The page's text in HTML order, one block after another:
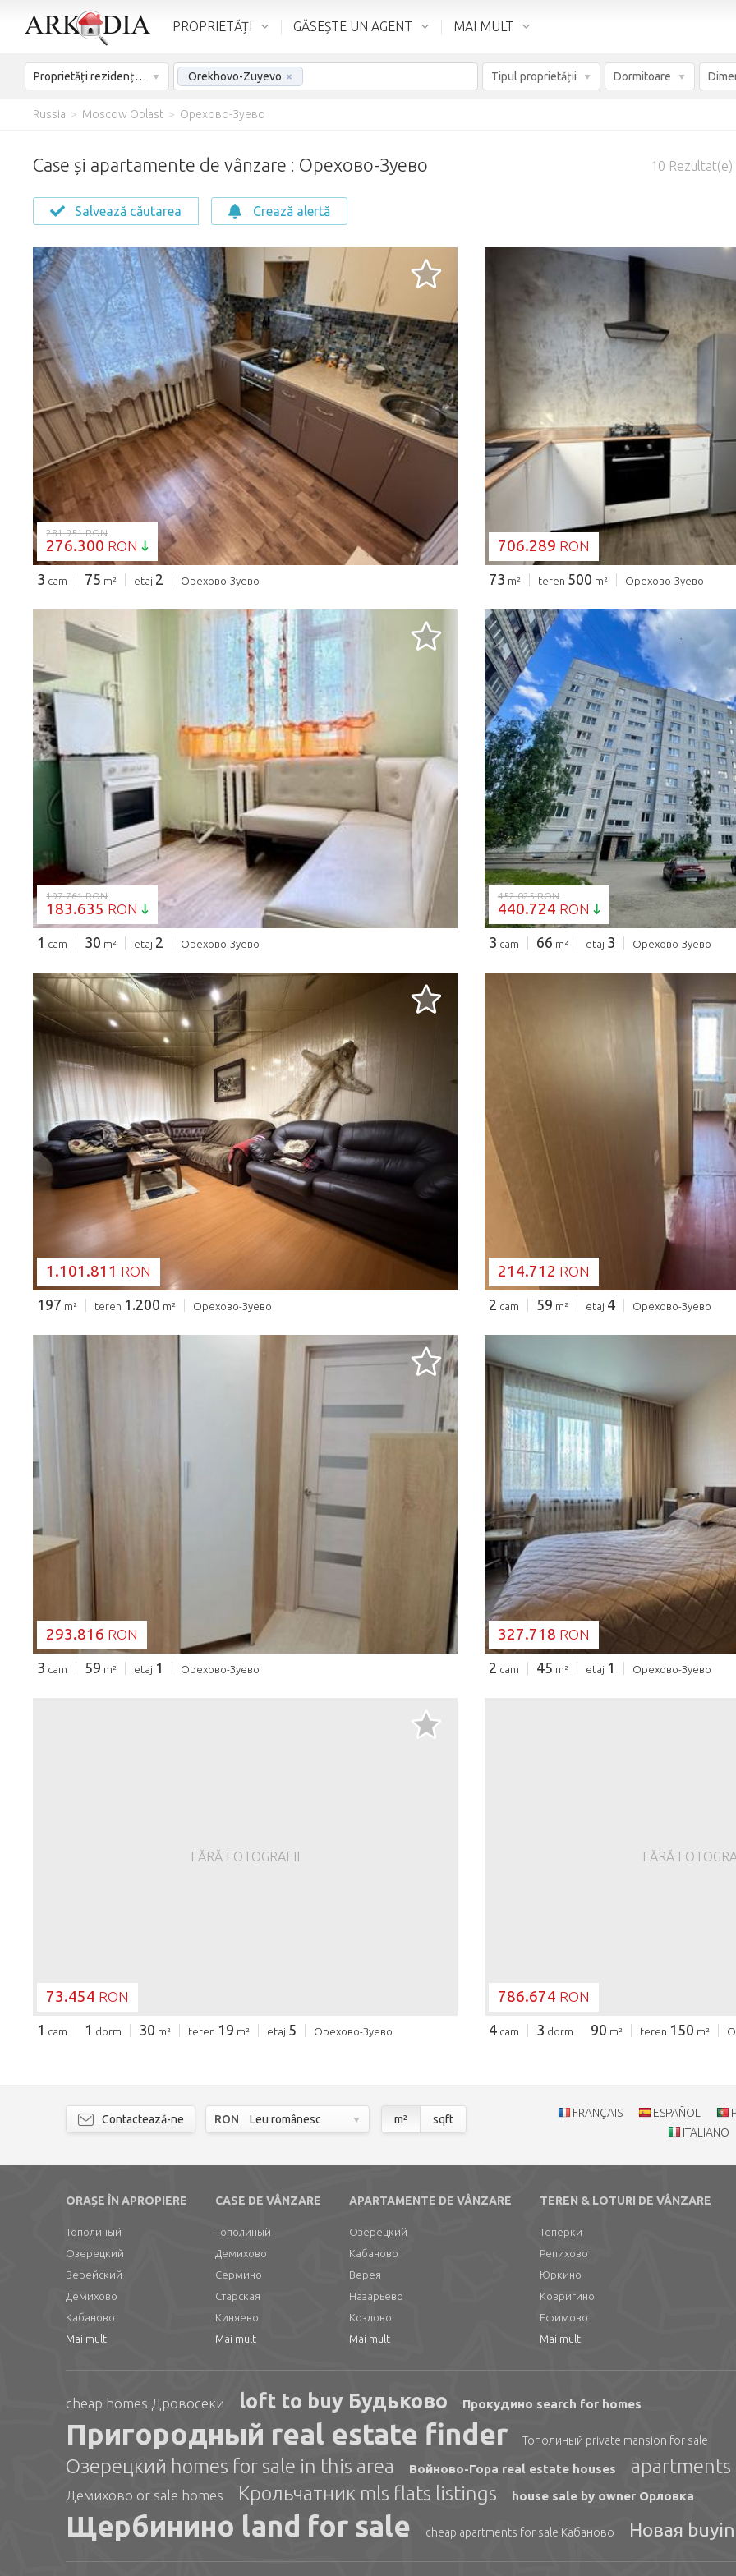
PROPRIETĂȚI GĂSEȘTE UN AGENT MAI MULT
Proprietăți rezidențiale – De vânzare Orekhovo-Zuyevo × Tipul proprietății Dormitoare
Russia > Moscow Oblast > Орехово-Зуево
Case și apartamente de vânzare : Орехово-Зуево 10 Rezultat(e)
Salvează căutarea Crează alertă
SE ÎNCARCĂ...
281.951 RON
276.300 RON
3 cam 75 m² etaj 2 Орехово-Зуево
SE
706.289 RON
73 m² teren 500 m² Орехово-Зуево
SE ÎNCARCĂ...
197.761 RON
183.635 RON
1 cam 30 m² etaj 2 Орехово-Зуево
SE
452.025 RON
440.724 RON
3 cam 66 m² etaj 3 Орехово-Зуево
SE ÎNCARCĂ...
1.101.811 RON
197 m² teren 1.200 m² Орехово-Зуево
SE
214.712 RON
2 cam 59 m² etaj 4 Орехово-Зуево
293.816 RON
3 cam 59 m² etaj 1 Орехово-Зуево
SE
327.718 RON
2 cam 45 m² etaj 1 Орехово-Зуево
FĂRĂ FOTOGRAFII
73.454 RON
1 cam 1 dorm 30 m² teren 19 m² etaj 5 Орехово-Зуево
FĂRĂ
786.674 RON
4cam 3 dorm 90 m² teren 150 m²
Contactează-ne RON Leu românesc m² sqft FRANÇAIS ESPAÑOL
ITALIANO
ORAȘE ÎN APROPIERE
Тополиный
Озерецкий
Верейский
Демихово
Кабаново
Mai mult
CASE DE VÂNZARE
Тополиный
Демихово
Сермино
Старская
Киняево
Mai mult
APARTAMENTE DE VÂNZARE
Озерецкий
Кабаново
Верея
Назарьево
Козлово
Mai mult
TEREN & LOTURI DE VÂNZARE
Теперки
Репихово
Юркино
Ковригино
Ефимово
Mai mult
cheap homes Дровосеки loft to buy Будьково Прокудино search for homes
Пригородный real estate finder Тополиный private mansion for sale
Озерецкий homes for sale in this area Войново-Гора real estate houses apartments
Демихово or sale homes Крольчатник mls flats listings house sale by owner Орловка
Щербинино land for sale cheap apartments for sale Кабаново Новая